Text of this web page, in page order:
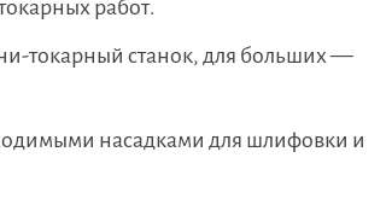
работ.
токарный станок, для больших —
насадками для шлифовки и